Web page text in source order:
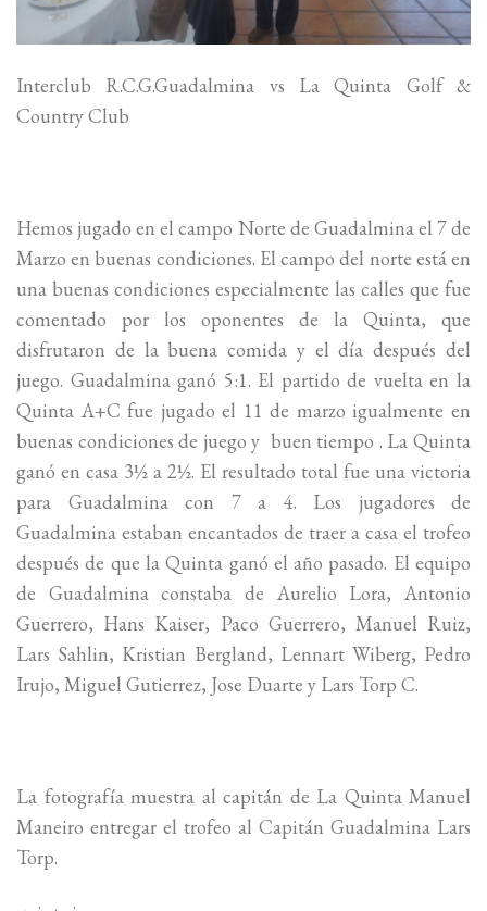
Interclub R.C.G.Guadalmina vs La Quinta Golf &
Country Club
Hemos jugado en el campo Norte de Guadalmina el 7 de
Marzo en buenas condiciones. El campo del norte está en
una buenas condiciones especialmente las calles que fue
comentado por los oponentes de la Quinta, que
disfrutaron de la buena comida y el día después del
juego. Guadalmina ganó 5:1. El partido de vuelta en la
Quinta A+C fue jugado el 11 de marzo igualmente en
buenas condiciones de juego y buen tiempo . La Quinta
ganó en casa 3½ a 2½. El resultado total fue una victoria
para Guadalmina con 7 a 4. Los jugadores de
Guadalmina estaban encantados de traer a casa el trofeo
después de que la Quinta ganó el año pasado. El equipo
de Guadalmina constaba de Aurelio Lora, Antonio
Guerrero, Hans Kaiser, Paco Guerrero, Manuel Ruiz,
Lars Sahlin, Kristian Bergland, Lennart Wiberg, Pedro
Irujo, Miguel Gutierrez, Jose Duarte y Lars Torp C.
La fotografía muestra al capitán de La Quinta Manuel
Maneiro entregar el trofeo al Capitán Guadalmina Lars
Torp.